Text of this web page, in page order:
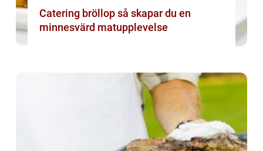
Catering bröllop så skapar du en
minnesvärd matupplevelse